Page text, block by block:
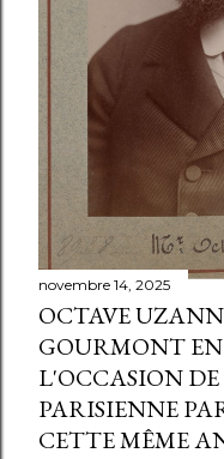
novembre 14, 2025
OCTAVE
GOURMONT
L'OCCASION
PARISIENNE
CETTE MÊME